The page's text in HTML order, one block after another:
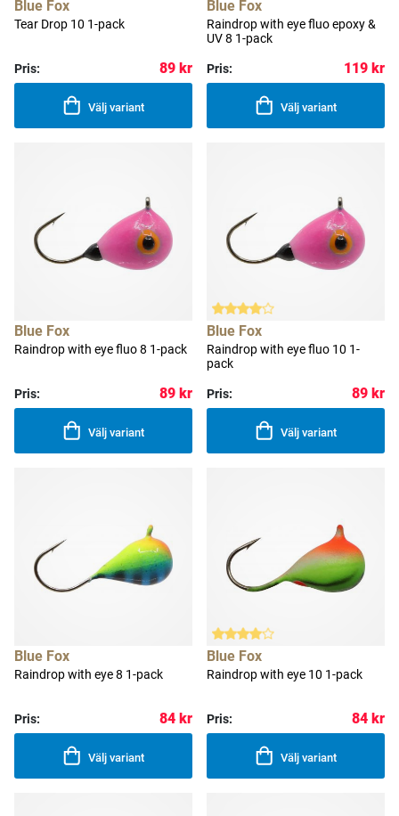
Blue Fox
Tear Drop 10 1-pack
Pris: 89 kr
Välj variant
Blue Fox
Raindrop with eye fluo epoxy &
UV 8 1-pack
Pris: 119 kr
Välj variant
Blue Fox
Raindrop with eye fluo 8 1-pack
Pris: 89 kr
Välj variant
Blue Fox
Raindrop with eye fluo 10 1-
pack
Pris: 89 kr
Välj variant
Blue Fox
Raindrop with eye 8 1-pack
Pris: 84 kr
Välj variant
Blue Fox
Raindrop with eye 10 1-pack
Pris: 84 kr
Välj variant